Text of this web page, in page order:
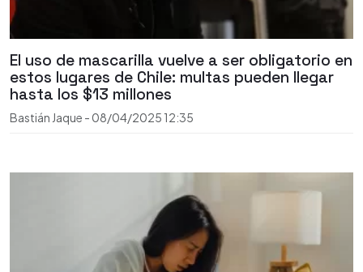
El uso de mascarilla vuelve a ser obligatorio en
estos lugares de Chile: multas pueden llegar
hasta los $13 millones
Bastián Jaque - 08/04/2025 12:35